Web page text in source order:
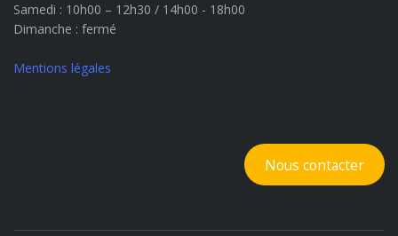
Samedi : 10h00 – 12h30 / 14h00 - 18h00
Dimanche : fermé
Mentions légales
Nous contacter